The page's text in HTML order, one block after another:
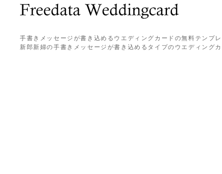
手書きメッセージが書き込めるウエディングカードの無料テンプ
新郎新婦の手書きメッセージが書き込めるタイプのウエディング